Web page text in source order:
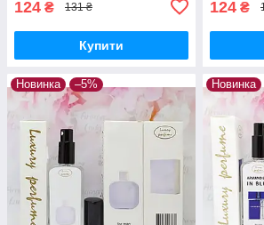
124 ₴ 131 ₴
Купити
124 ₴
Новинка –5% Новинка